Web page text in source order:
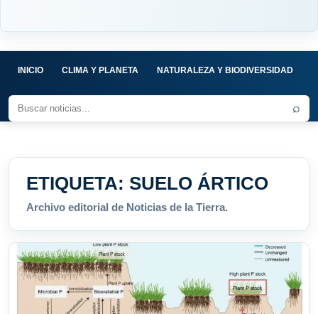
INICIO CLIMA Y PLANETA NATURALEZA Y BIODIVERSIDAD
⌕
ETIQUETA: SUELO ÁRTICO
Archivo editorial de Noticias de la Tierra.